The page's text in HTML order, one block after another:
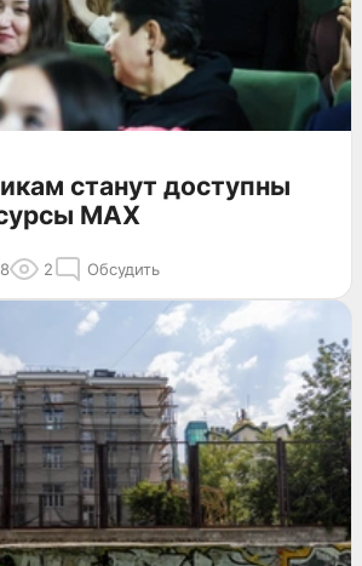
станут доступны
MAX
2 Обсудить